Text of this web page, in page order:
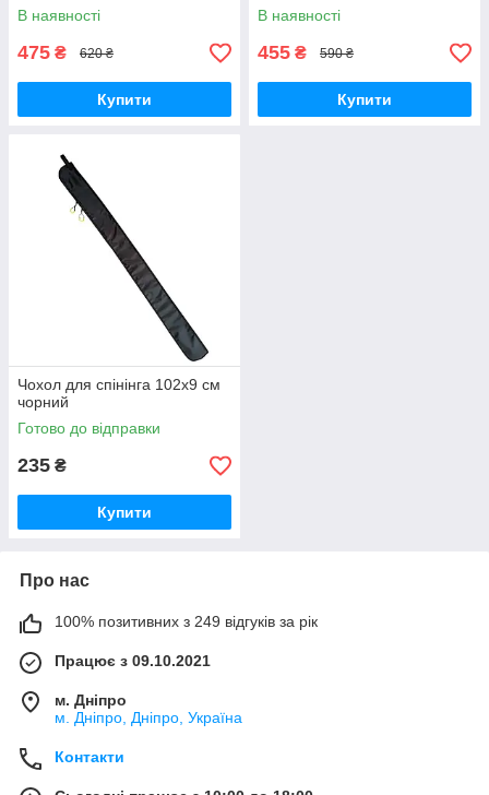
В наявності
475 ₴ 620 ₴
Купити
В наявності
455 ₴ 590 ₴
Купити
Чохол для спінінга 102х9 см
чорний
Готово до відправки
235 ₴
Купити
Про нас
100% позитивних з 249 відгуків за рік
Працює з 09.10.2021
м. Дніпро
м. Дніпро, Дніпро, Україна
Контакти